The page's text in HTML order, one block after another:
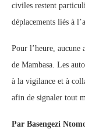
civiles restent
déplacements liés à
Pour l’heure, aucune
de Mambasa. Les
à la vigilance et à
afin de signaler tout
Par Basengezi